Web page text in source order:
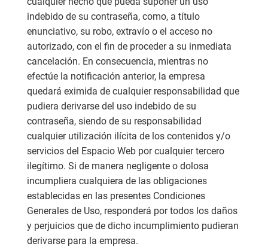
indebido de su contraseña, como, a título
enunciativo, su robo, extravío o el acceso no
autorizado, con el fin de proceder a su inmediata
cancelación. En consecuencia, mientras no
efectúe la notificación anterior, la empresa
quedará eximida de cualquier responsabilidad que
pudiera derivarse del uso indebido de su
contraseña, siendo de su responsabilidad
cualquier utilización ilícita de los contenidos y/o
servicios del Espacio Web por cualquier tercero
ilegítimo. Si de manera negligente o dolosa
incumpliera cualquiera de las obligaciones
establecidas en las presentes Condiciones
Generales de Uso, responderá por todos los daños
y perjuicios que de dicho incumplimiento pudieran
derivarse para la empresa.